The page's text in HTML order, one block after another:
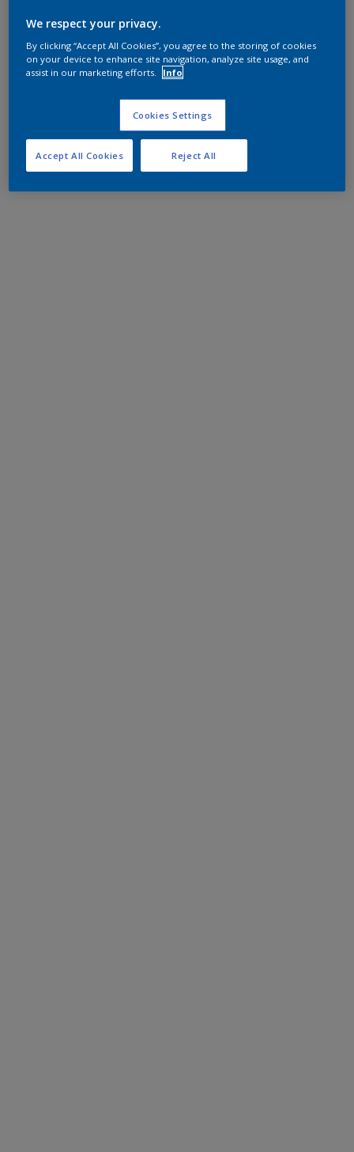
We respect your privacy.
By clicking “Accept All Cookies”, you agree to the storing of cookies
on your device to enhance site navigation, analyze site usage, and
assist in our marketing efforts.
Info
Cookies Settings
Reject All
Accept All Cookies